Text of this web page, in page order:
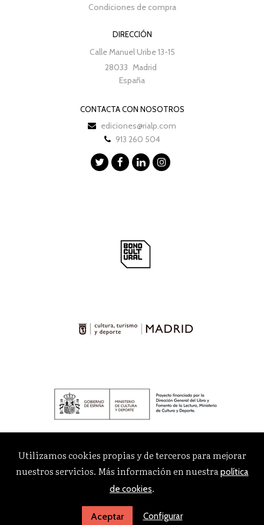
Condiciones de compra
DIRECCIÓN
Calle Manuel Uribe 13-15
28033 Madrid
España
CONTACTA CON NOSOTROS
ediciones@rialp.com
913 260 504
Utilizamos cookies propias y de terceros para mejorar
nuestros servicios. Más información en nuestrapolítica
de cookies.
Aceptar Configurar